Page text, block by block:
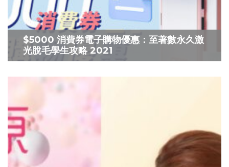
$5000 消費券電子購物優惠：至著數永久激
光脫毛學生攻略 2021